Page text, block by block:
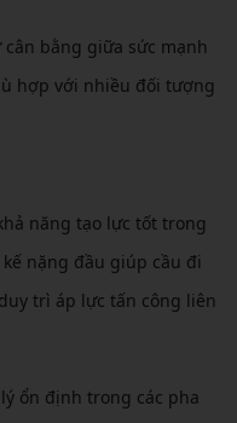
cân bằng giữa sức mạnh
hợp với nhiều đối tượng
năng tạo lực tốt trong
nặng đầu giúp cầu đi
trì áp lực tấn công liên
ổn định trong các pha